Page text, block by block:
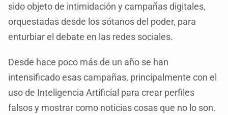
sido objeto de intimidación y campañas digitales,
orquestadas desde los sótanos del poder, para
enturbiar el debate en las redes sociales.
Desde hace poco más de un año se han
intensificado esas campañas, principalmente con el
uso de Inteligencia Artificial para crear perfiles
falsos y mostrar como noticias cosas que no lo son.